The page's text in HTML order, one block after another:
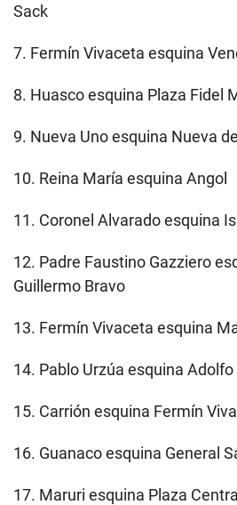
Sack
7. Fermín Vivaceta esquina
8. Huasco esquina Plaza Fidel
9. Nueva Uno esquina Nueva
10. Reina María esquina Angol
11. Coronel Alvarado esquina
12. Padre Faustino Gazziero
Guillermo Bravo
13. Fermín Vivaceta esquina
14. Pablo Urzúa esquina Adolfo
15. Carrión esquina Fermín
16. Guanaco esquina General
17. Maruri esquina Plaza